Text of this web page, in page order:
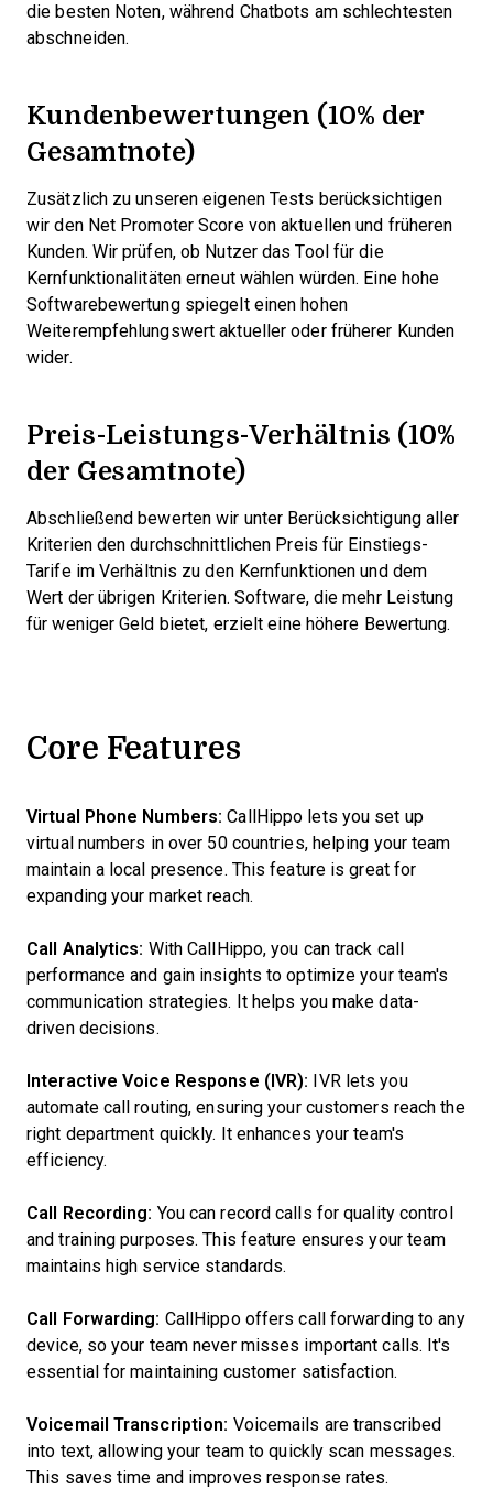
die besten Noten, während Chatbots am schlechtesten
abschneiden.
Kundenbewertungen (10% der
Gesamtnote)
Zusätzlich zu unseren eigenen Tests berücksichtigen
wir den Net Promoter Score von aktuellen und früheren
Kunden. Wir prüfen, ob Nutzer das Tool für die
Kernfunktionalitäten erneut wählen würden. Eine hohe
Softwarebewertung spiegelt einen hohen
Weiterempfehlungswert aktueller oder früherer Kunden
wider.
Preis-Leistungs-Verhältnis (10%
der Gesamtnote)
Abschließend bewerten wir unter Berücksichtigung aller
Kriterien den durchschnittlichen Preis für Einstiegs-
Tarife im Verhältnis zu den Kernfunktionen und dem
Wert der übrigen Kriterien. Software, die mehr Leistung
für weniger Geld bietet, erzielt eine höhere Bewertung.
Core Features
Virtual Phone Numbers: CallHippo lets you set up
virtual numbers in over 50 countries, helping your team
maintain a local presence. This feature is great for
expanding your market reach.
Call Analytics: With CallHippo, you can track call
performance and gain insights to optimize your team's
communication strategies. It helps you make data-
driven decisions.
Interactive Voice Response (IVR):
IVR lets you
automate call routing, ensuring your customers reach the
right department quickly. It enhances your team's
efficiency.
Call Recording: You can record calls for quality control
and training purposes. This feature ensures your team
maintains high service standards.
Call Forwarding: CallHippo offers call forwarding to any
device, so your team never misses important calls. It's
essential for maintaining customer satisfaction.
Voicemail Transcription: Voicemails are transcribed
into text, allowing your team to quickly scan messages.
This saves time and improves response rates.